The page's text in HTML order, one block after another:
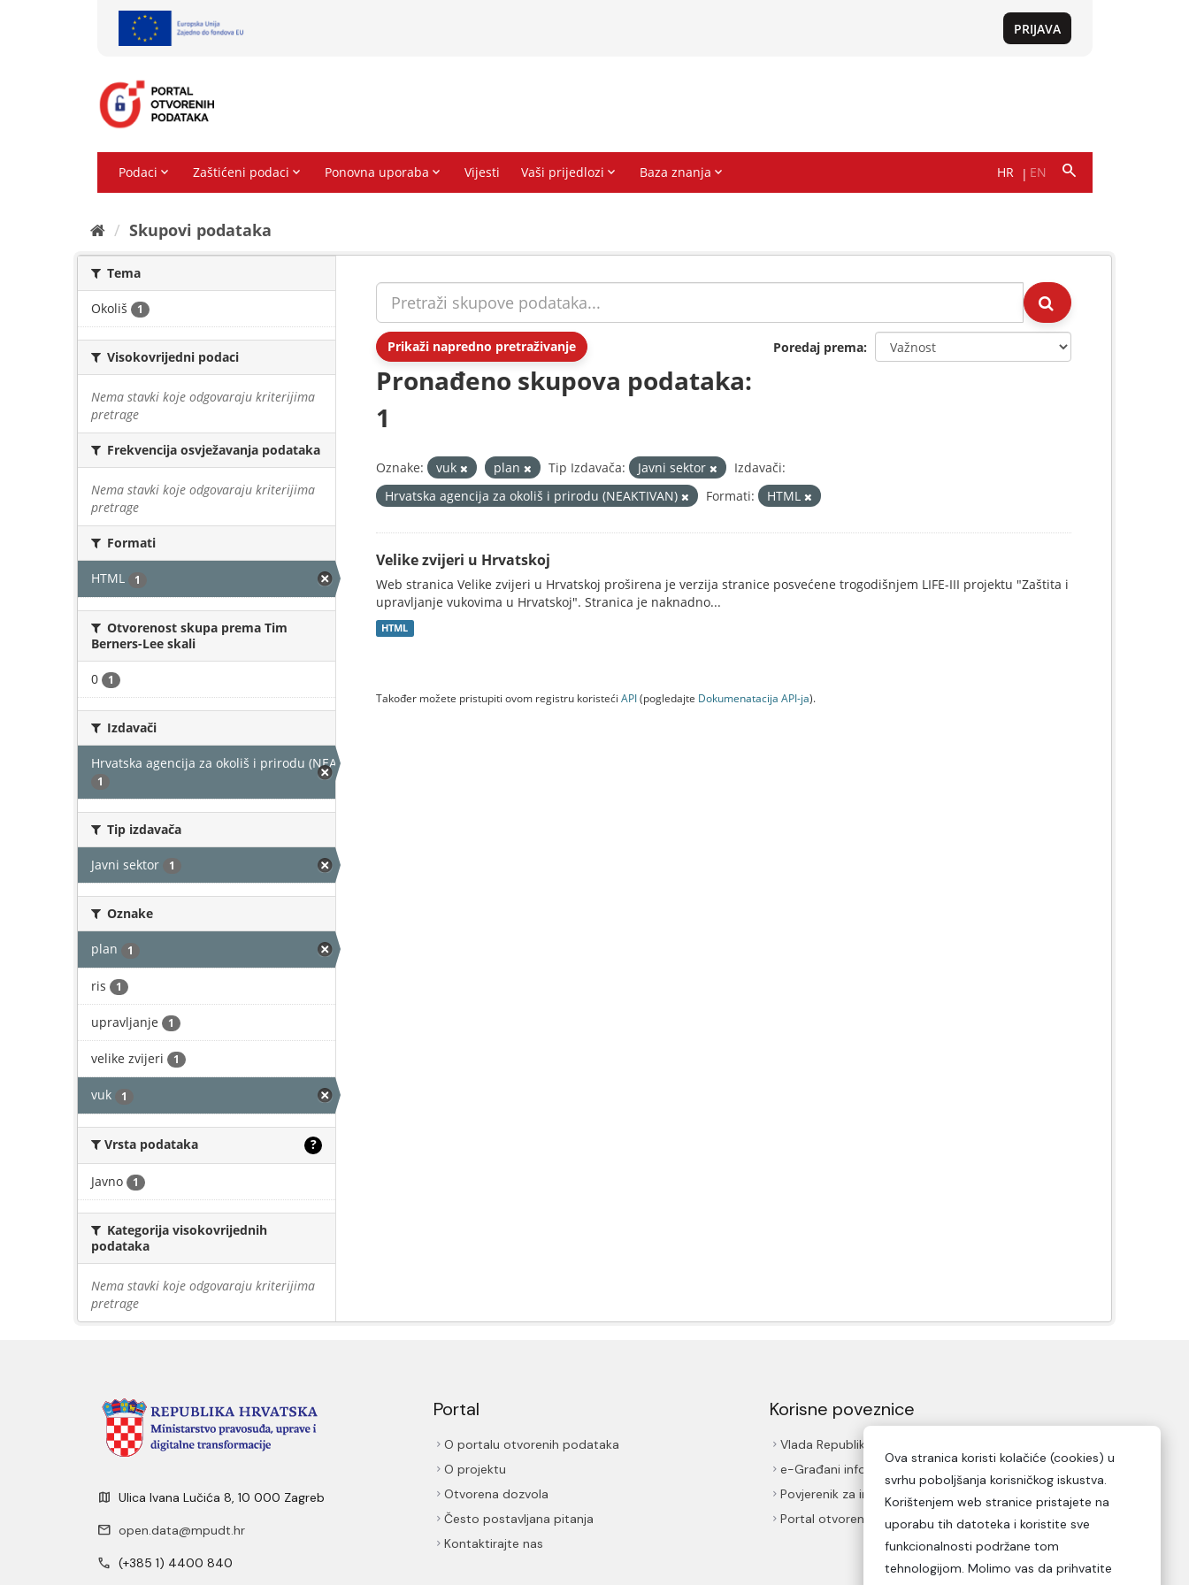
Skupovi podаtаkа
Tema
Okoliš 1
Visokovrijedni podaci
Nema stavki koje odgovaraju kriterijima
pretrage
Frekvencija osvježavanja podataka
Nema stavki koje odgovaraju kriterijima
pretrage
Formati
HTML 1
Otvorenost skupa prema Tim
Berners-Lee skali
0 1
Izdavači
Hrvatska agencija za okoliš i prirodu (NEAKTIVAN)
1
Tip izdavača
Javni sektor 1
Oznake
plan 1
ris 1
upravljanje 1
velike zvijeri 1
vuk 1
Vrsta podataka ?
Javno 1
Kategorija visokovrijednih
podataka
Nema stavki koje odgovaraju kriterijima
pretrage
Prikaži napredno pretraživanje Poredaj prema
Pronađeno skupova podataka:
1
Oznake: vuk plan Tip Izdavača: Javni sektor
Izdavači:
Hrvatska agencija za okoliš i prirodu (NEAKTIVAN)
Formati: HTML
Velike zvijeri u Hrvatskoj
Web stranica Velike zvijeri u Hrvatskoj proširena je verzija stranice posvećene trogodišnjem LIFE-III projektu "Zaštita i
upravljanje vukovima u Hrvatskoj". Stranica je naknadno...
HTML
Također možete pristupiti ovom registru koristeći API(pogledajte Dokumenаtаcijа API-jа).